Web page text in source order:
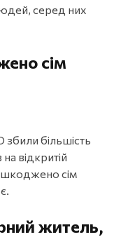
серед них
сім
більшість
відкритій
сім
житель,